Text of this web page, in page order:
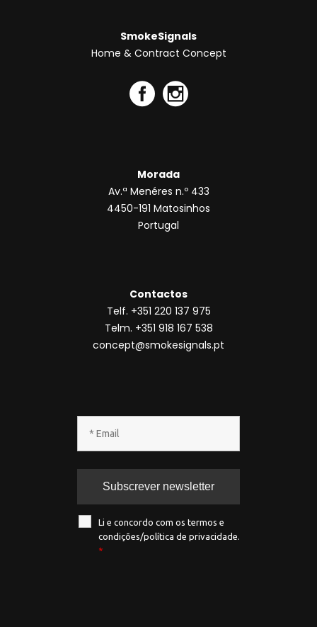
SmokeSignals
Home & Contract Concept
Morada
Av.ª Menéres n.º 433
4450-191 Matosinhos
Portugal
Contactos
Telf. +351 220 137 975
Telm. +351 918 167 538
concept@smokesignals.pt
Li e concordo com os termos e
condições/política de privacidade.
*